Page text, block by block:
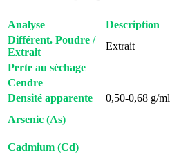
Analyse Description
Différent. Poudre /
Extrait
Extrait
Perte au séchage
Cendre
Densité apparente
0,50-0,68 g/ml
Arsenic (As)
Cadmium (Cd)